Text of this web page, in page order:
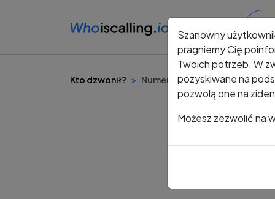
Kto dzwonił? Numer +48 486 059 615
Szanowny
pragniemy Cię
Twoich potrzeb. W
pozyskiwane na
pozwolą one na
Możesz zezwolić na